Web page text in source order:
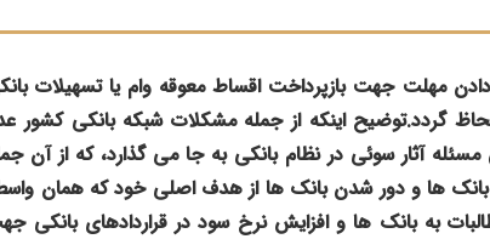
مهلت جهت بازپرداخت اقساط معوقه وام یا تسهیلات
گردد.توضیح اینکه از جمله مشکلات شبکه بانکی کشور
آثار سوئی در نظام بانکی به جا می گذارد، که از آن
ها و دور شدن بانک ها از هدف اصلی خود که همان
به بانک ها و افزایش نرخ سود در قراردادهای بانکی